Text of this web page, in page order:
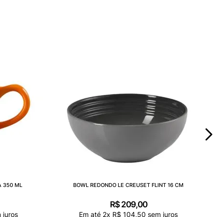
350 ML
juros
BOWL REDONDO LE CREUSET FLINT 16 CM
R$ 209,00
Em até 2x R$ 104,50 sem juros